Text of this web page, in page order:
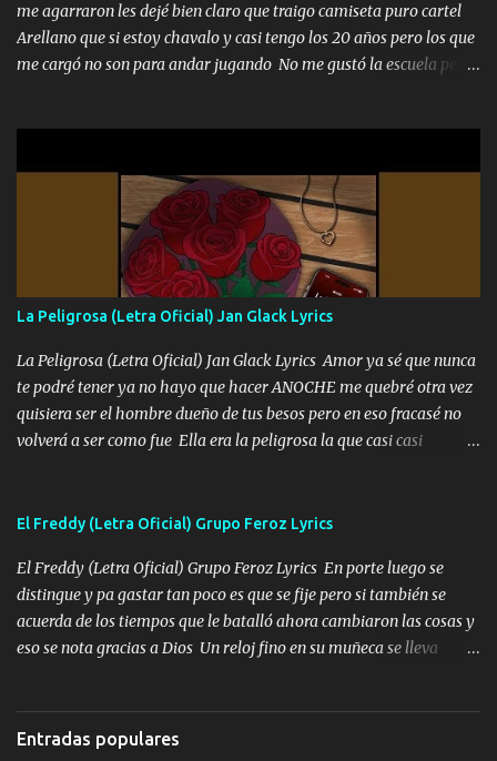
me agarraron les dejé bien claro que traigo camiseta puro cartel
Arellano que si estoy chavalo y casi tengo los 20 años pero los que
me cargó no son para andar jugando No me gustó la escuela pero
Yo Soy El De Las Pacas Sobrino Del Brazo Armad0 Con mi Glock
fajado y mi R terciado me van a ver allá por TJ para un licenciado
mando un abrazo andamos al cien Choritas también Música
Ando en la colonia bien acelerado traigo un M2 que nunca me ha
fallado para mi compadre mandó un fuerte abrazo también al
Especial sabe que lo apreciamos En los mejores antros me verán
tomando con mujeres hermosas y botellas destapando siempre
bien cuidado bien atrabancado y a los que me conocen ya saben de
lo que hablo Entre lob...
La Peligrosa (Letra Oficial) Jan Glack Lyrics
La Peligrosa (Letra Oficial) Jan Glack Lyrics Amor ya sé que nunca
te podré tener ya no hayo que hacer ANOCHE me quebré otra vez
quisiera ser el hombre dueño de tus besos pero en eso fracasé no
volverá a ser como fue Ella era la peligrosa la que casi casi
años solo pienso en ti mami no me crees se que no me crees
quieren billetes y yo que solo ocupo verte Recuerdo echábamos
pasión en la troca tus labios besándome yo quitándote la ropa no
quiero que sea nunca con otra yo quiero llevarte a la Luna y si
quieres en ese momento te pido que seas mi esposa Chingada
chile quisiera ser menos de ti dependiente la pinche tristeza me
encierra princesa tu sabes que nunca saldras de mi mente Ella era
El Freddy (Letra Oficial) Grupo Feroz Lyrics
El Freddy (Letra Oficial) Grupo Feroz Lyrics En porte luego se
distingue y pa gastar tan poco es que se fije pero si también se
acuerda de los tiempos que le batalló ahora cambiaron las cosas y
eso se nota gracias a Dios Un reloj fino en su muñeca se lleva
crean que es mansito tiene carácter el amigo pero si lo tratan
también te sabe tratar y Freddy escuchó que lo han de llamar
Entradas populares